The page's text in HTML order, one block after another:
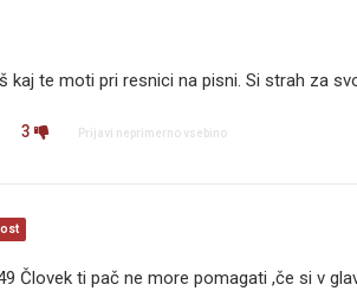
kaj te moti pri resnici na pisni. Si strah za
3 Prijavi neprimerno vsebino
Človek ti pač ne more pomagati ,če si v